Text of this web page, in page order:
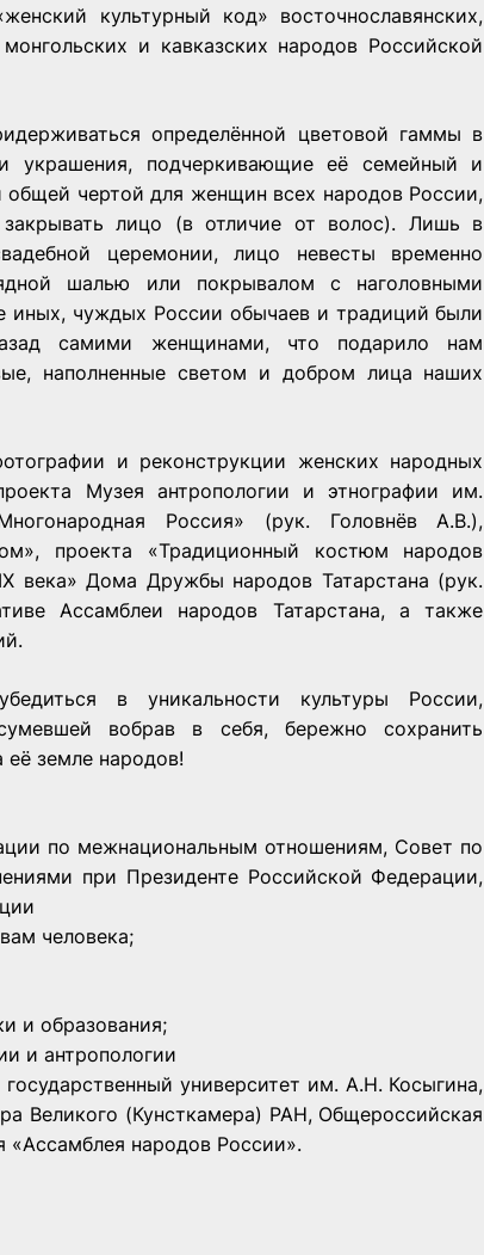
культурный код» восточнославянских,
и кавказских народов Российской
определённой цветовой гаммы в
украшения, подчеркивающие её семейный и
чертой для женщин всех народов России,
лицо (в отличие от волос). Лишь в
церемонии, лицо невесты временно
шалью или покрывалом с наголовными
иных, чуждых России обычаев и традиций были
самими женщинами, что подарило нам
наполненные светом и добром лица наших
и реконструкции женских народных
Музея антропологии и этнографии им.
Россия» (рук. Головнёв А.В.),
проекта «Традиционный костюм народов
века» Дома Дружбы народов Татарстана (рук.
Ассамблеи народов Татарстана, а также
в уникальности культуры России,
вобрав в себя, бережно сохранить
земле народов!
по межнациональным отношениям, Совет по
при Президенте Российской Федерации,
человека;
и образования;
и антропологии
университет им. А.Н. Косыгина,
Великого (Кунсткамера) РАН, Общероссийская
«Ассамблея народов России».